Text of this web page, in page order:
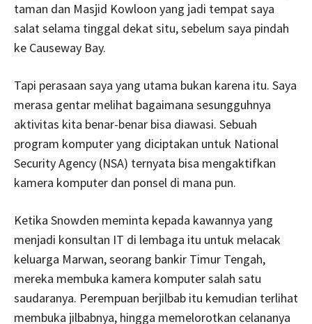
taman dan Masjid Kowloon yang jadi tempat saya
salat selama tinggal dekat situ, sebelum saya pindah
ke Causeway Bay.
Tapi perasaan saya yang utama bukan karena itu. Saya
merasa gentar melihat bagaimana sesungguhnya
aktivitas kita benar-benar bisa diawasi. Sebuah
program komputer yang diciptakan untuk National
Security Agency (NSA) ternyata bisa mengaktifkan
kamera komputer dan ponsel di mana pun.
Ketika Snowden meminta kepada kawannya yang
menjadi konsultan IT di lembaga itu untuk melacak
keluarga Marwan, seorang bankir Timur Tengah,
mereka membuka kamera komputer salah satu
saudaranya. Perempuan berjilbab itu kemudian terlihat
membuka jilbabnya, hingga memelorotkan celananya